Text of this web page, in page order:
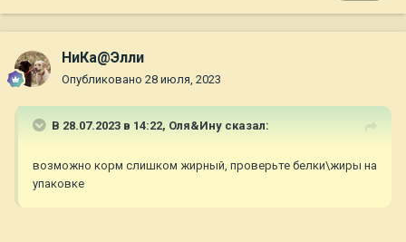
НиКа@Элли
Опубликовано 28 июля, 2023
В 28.07.2023 в 14:22, Оля&Ину сказал:
возможно корм слишком жирный, проверьте белки\жиры на
упаковке